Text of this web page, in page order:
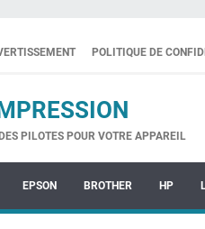
POLITIQUE DE
PILOTES POUR VOTRE APPAREIL
EPSON BROTHER HP